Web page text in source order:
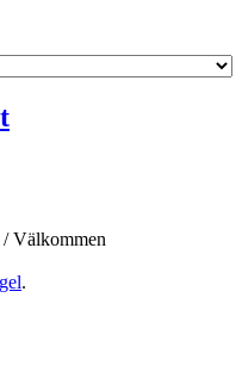
/ Välkommen
.